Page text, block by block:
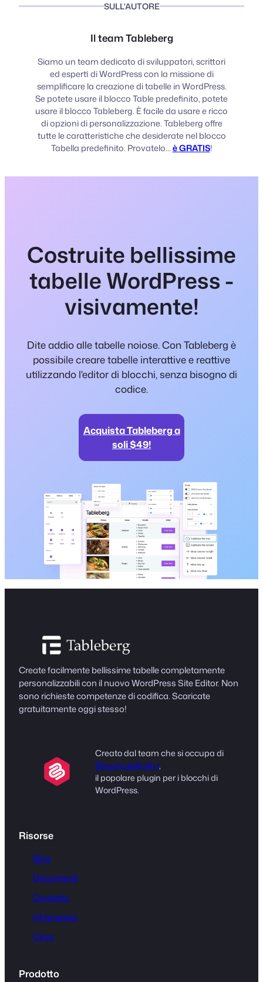
SULL'AUTORE
Il team Tableberg
Siamo un team dedicato di sviluppatori, scrittori
ed esperti di WordPress con la missione di
semplificare la creazione di tabelle in WordPress.
Se potete usare il blocco Table predefinito, potete
usare il blocco Tableberg. È facile da usare e ricco
di opzioni di personalizzazione. Tableberg offre
tutte le caratteristiche che desiderate nel blocco
Tabella predefinito. Provatelo...è GRATIS!
Costruite bellissime
tabelle WordPress -
visivamente!
Dite addio alle tabelle noiose. Con Tableberg è
possibile creare tabelle interattive e reattive
utilizzando l'editor di blocchi, senza bisogno di
codice.
Acquista Tableberg a
soli $49!
Create facilmente bellissime tabelle completamente
personalizzabili con il nuovo WordPress Site Editor. Non
sono richieste competenze di codifica. Scaricate
gratuitamente oggi stesso!
Creato dal team che si occupa di
Blocchi definitivi,
il popolare plugin per i blocchi di
WordPress.
Risorse
Blog
Documenti
Contatto
Changelog
Circa
Prodotto